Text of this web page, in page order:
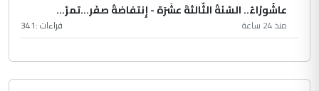
عاشُورْاءُ.. السّنَةُ الثّالثةَ عشَرَة - إِنتفاضةُ صفَر…تمرّ...
منذ 24 ساعة قراءات :341